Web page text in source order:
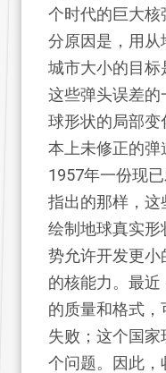
个时代的巨大核
分原因是，用从
城市大小的目标
这些弹头误差
球形状的局部变
本上未修正的弹
1957年一份现
指出的那样，这
绘制地球真实
势允许开发更小
的核能力。最
的质量和格式
失败；这个国
个问题。因此，